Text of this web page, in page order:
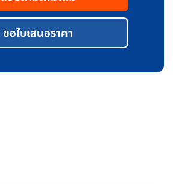
ขอใบเสนอราคา